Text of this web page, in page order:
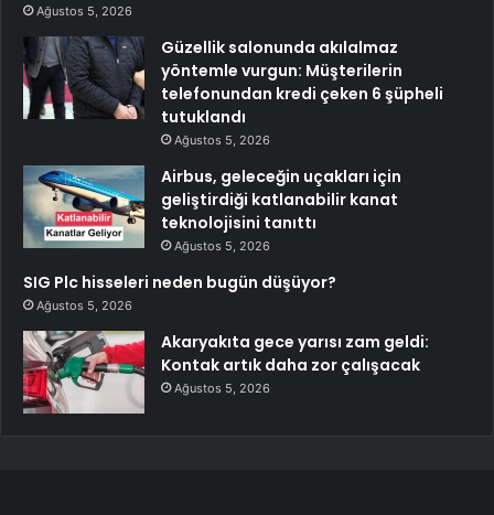
Ağustos 5, 2026
Güzellik salonunda akılalmaz
yöntemle vurgun: Müşterilerin
telefonundan kredi çeken 6 şüpheli
tutuklandı
Ağustos 5, 2026
Airbus, geleceğin uçakları için
geliştirdiği katlanabilir kanat
teknolojisini tanıttı
Ağustos 5, 2026
SIG Plc hisseleri neden bugün düşüyor?
Ağustos 5, 2026
Akaryakıta gece yarısı zam geldi:
Kontak artık daha zor çalışacak
Ağustos 5, 2026